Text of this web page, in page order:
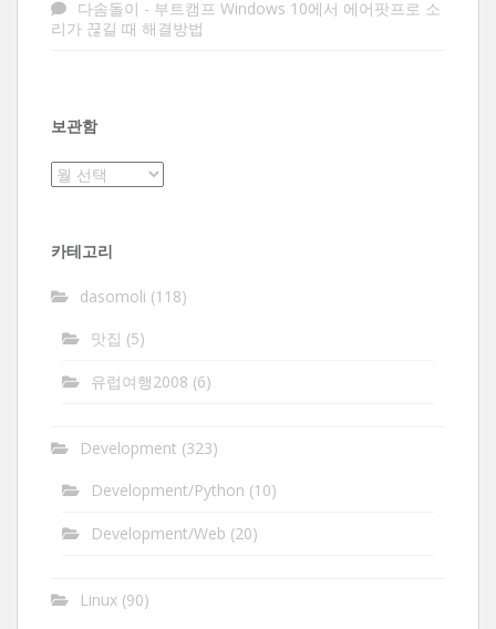
다솜돌이 - 부트캠프 Windows 10에서 에어팟프로 소
리가 끊길 때 해결방법
보관함
보
카테고리
dasomoli (118)
맛집 (5)
유럽여행2008 (6)
Development (323)
Development/Python (10)
Development/Web (20)
Linux (90)